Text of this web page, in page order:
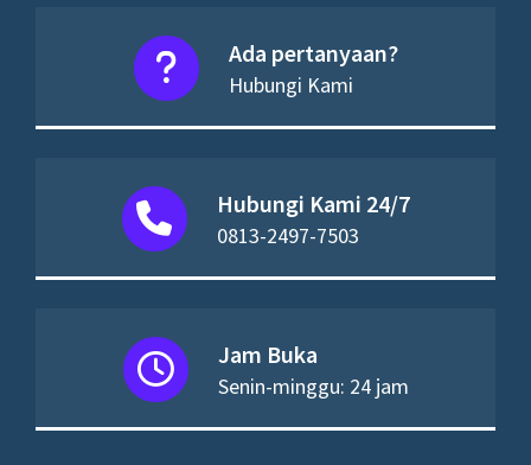
Ada pertanyaan?
Hubungi Kami
Hubungi Kami 24/7
0813-2497-7503
Jam Buka
Senin-minggu: 24 jam